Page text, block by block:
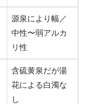
源泉により幅／
中性〜弱アルカ
リ性
含硫黄泉だが湯
花による白濁な
し